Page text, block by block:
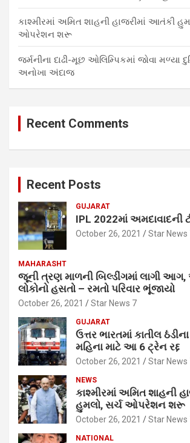
કાશ્મીરમાં અમિત શાહની હાજરીમાં આતંકી
ઓપરેશન શરૂ
જર્મનીના દાઢી-મૂછ ઓલિમ્પિકમાં જોવા મળ્યા
અનોખા અંદાજ
Recent Comments
Recent Posts
GUJARAT
IPL 2022માં અમદાવાદની
October 26, 2021 Star News
MAHARASHT
જૂની ત્રણ માળની બિલ્ડીંગમાં લાગી
લોકોનો હસતો – રમતો પરિવાર ભૂંજાયો
October 26, 2021 Star News 7
GUJARAT
ઉત્તર ભારતમાં કાતીલ
મહિના માટે આ 6 ટ્રેન રદ્દ
October 26, 2021 Star News
NEWS
કાશ્મીરમાં અમિત શાહની
હુમલો, સર્ચ ઓપરેશન શરૂ
October 26, 2021 Star News
NATIONAL